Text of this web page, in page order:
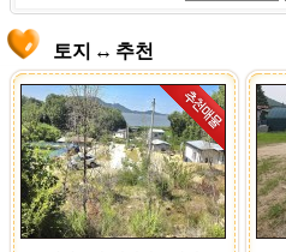
토지 ↔ 추천